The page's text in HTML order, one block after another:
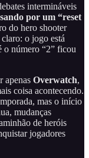
intermináveis
por um “reset
do hero shooter
o jogo está
o número “2” ficou
apenas Overwatch,
coisa acontecendo.
mas o início
mudanças
de heróis
jogadores